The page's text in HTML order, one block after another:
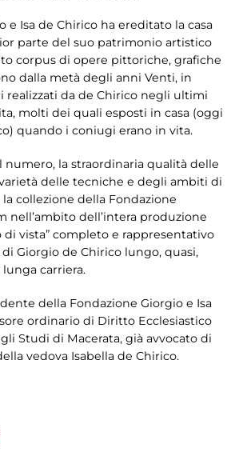
e Isa de Chirico ha ereditato la casa
parte del suo patrimonio artistico
corpus di opere pittoriche, grafiche
dalla metà degli anni Venti, in
realizzati da de Chirico negli ultimi
molti dei quali esposti in casa (oggi
quando i coniugi erano in vita.
numero, la straordinaria qualità delle
delle tecniche e degli ambiti di
collezione della Fondazione
nell’ambito dell’intera produzione
di vista” completo e rappresentativo
Giorgio de Chirico lungo, quasi,
lunga carriera.
della Fondazione Giorgio e Isa
ordinario di Diritto Ecclesiastico
Studi di Macerata, già avvocato di
vedova Isabella de Chirico.